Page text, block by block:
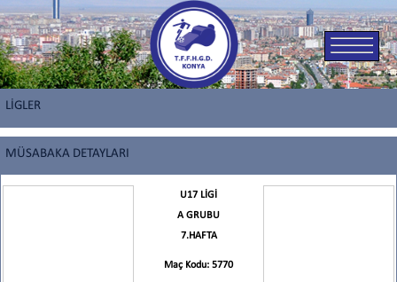
LİGLER
MÜSABAKA DETAYLARI
U17 LİGİ
A GRUBU
7.HAFTA
Maç Kodu: 5770